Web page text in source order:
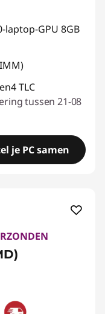
laptop-GPU 8GB
TLC
tussen 21-08
je PC samen